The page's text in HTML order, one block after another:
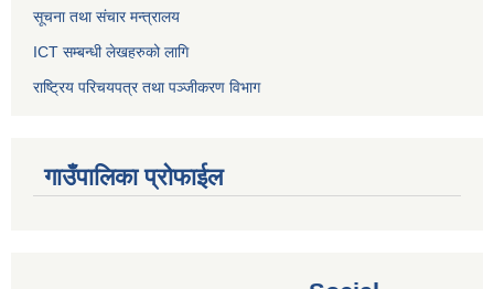
सूचना तथा संचार मन्त्रालय
ICT सम्बन्धी लेखहरुको लागि
राष्ट्रिय परिचयपत्र तथा पञ्‍जीकरण विभाग
गाउँपालिका प्रोफाईल